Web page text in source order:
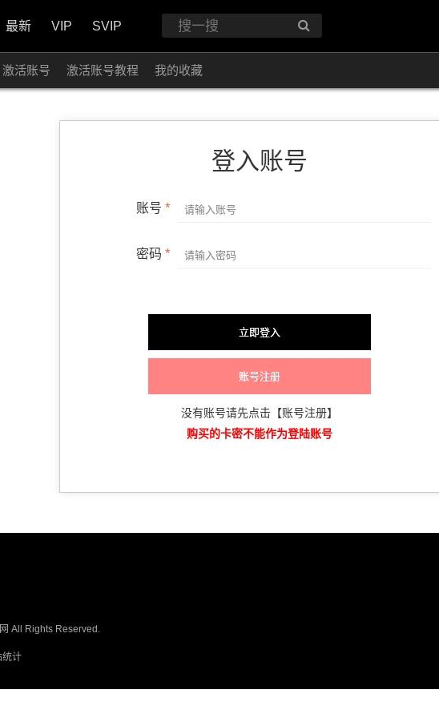
最新 VIP SVIP
激活账号 激活账号教程 我的收藏
登入账号
账号
密码
账号注册
没有账号请先点击【账号注册】
购买的卡密不能作为登陆账号
All Rights Reserved.
统计